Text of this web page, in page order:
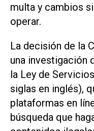
multa y cambios
operar.
La decisión de la
una investigación
la Ley de
siglas en inglés),
plataformas en
búsqueda que